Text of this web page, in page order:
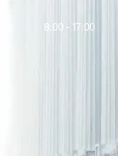
8:00 - 17:00